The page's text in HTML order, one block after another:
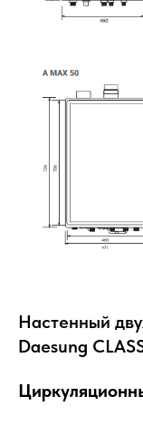
Настенный
Daesung